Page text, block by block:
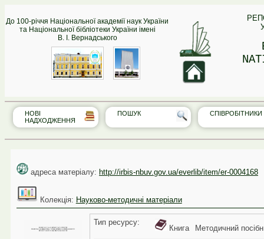
До 100-річчя Національної академії наук України
та Національної бібліотеки України імені
В. І. Вернадського
НОВІ
НАДХОДЖЕННЯ
ПОШУК СПІВРО‎БІТНИКИ
адреса матеріалу: http://irbis-nbuv.gov.ua/everlib/item/er-0004168
Колекція: Науково-методичні матеріали
Тип реcурсу:
Книга Методичний